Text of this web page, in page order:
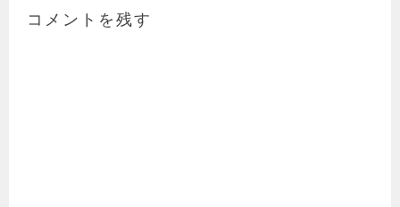
ー
コメントを残す